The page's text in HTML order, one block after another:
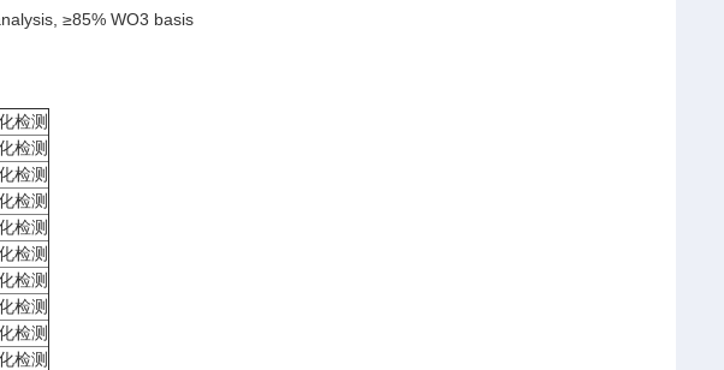
≥85% WO3 basis
检测
检测
检测
检测
检测
检测
检测
检测
检测
检测